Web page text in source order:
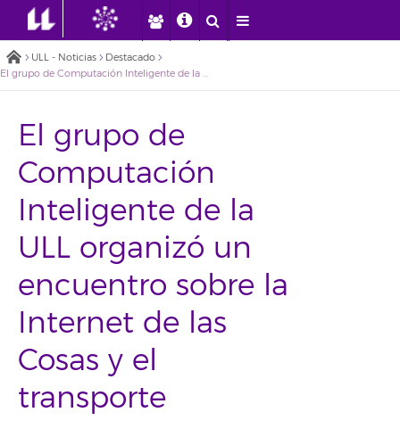
ULL - Noticias
Destacado
El grupo de Computación Inteligente de la ULL organizó un encuentro sobre la Internet de las Cosas y el transporte
El grupo de
Computación
Inteligente de la
ULL organizó un
encuentro sobre la
Internet de las
Cosas y el
transporte